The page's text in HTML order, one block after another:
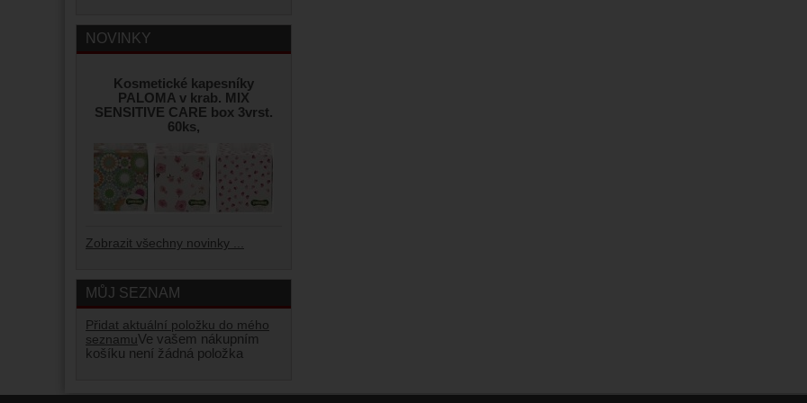
NOVINKY
Kosmetické kapesníky
PALOMA v krab. MIX
SENSITIVE CARE box 3vrst.
60ks,
Zobrazit všechny novinky ...
MŮJ SEZNAM
Přidat aktuální položku do mého
seznamuVe vašem nákupním
košíku není žádná položka